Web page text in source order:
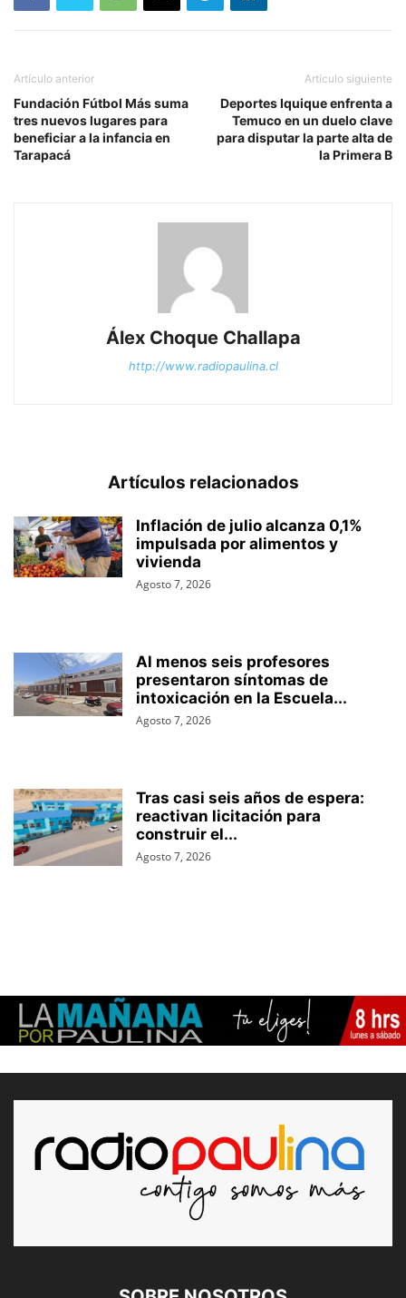
Artículo anterior
Fundación Fútbol Más suma
tres nuevos lugares para
beneficiar a la infancia en
Tarapacá
Artículo siguiente
Deportes Iquique enfrenta a
Temuco en un duelo clave
para disputar la parte alta de
la Primera B
Álex Choque Challapa
http://www.radiopaulina.cl
Artículos relacionados
Inflación de julio alcanza 0,1%
impulsada por alimentos y
vivienda
Agosto 7, 2026
Al menos seis profesores
presentaron síntomas de
intoxicación en la Escuela...
Agosto 7, 2026
Tras casi seis años de espera:
reactivan licitación para
construir el...
Agosto 7, 2026